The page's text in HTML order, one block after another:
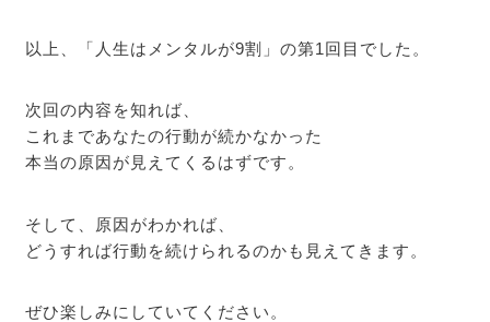
以上、「人生はメンタルが9割」の第1回目でした。
次回の内容を知れば、
これまであなたの行動が続かなかった
本当の原因が見えてくるはずです。
そして、原因がわかれば、
どうすれば行動を続けられるのかも見えてきます。
ぜひ楽しみにしていてください。